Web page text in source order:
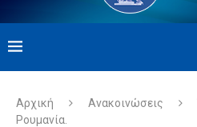
Αρχική Ανακοινώσεις
Ρουμανία.